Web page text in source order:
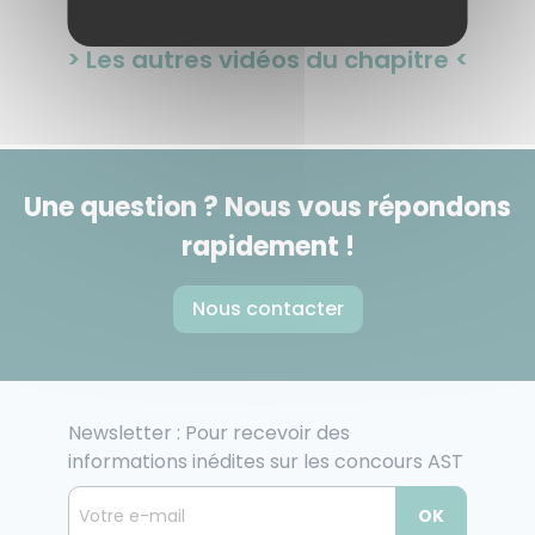
> Les autres vidéos du chapitre <
Une question ? Nous vous répondons
rapidement !
Nous contacter
Newsletter : Pour recevoir des
informations inédites sur les concours AST
OK